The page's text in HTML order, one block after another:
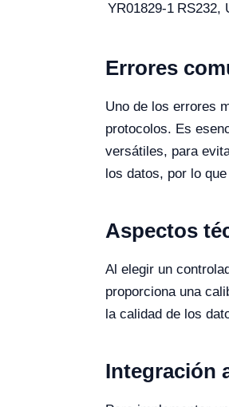
YR01829-1 RS232,
Errores
Uno de los errores
protocolos. Es
versátiles, para
los datos, por lo
Aspectos
Al elegir un
proporciona una
la calidad de los
Integración